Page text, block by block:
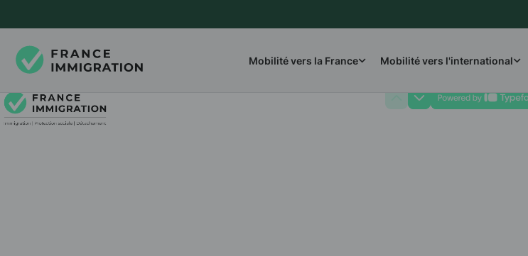
Mobilité vers la France Mobilité vers l'international